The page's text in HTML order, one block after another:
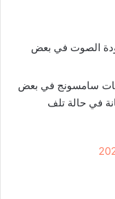
الصوت في بعض
سامسونج في بعض
في حالة تلف